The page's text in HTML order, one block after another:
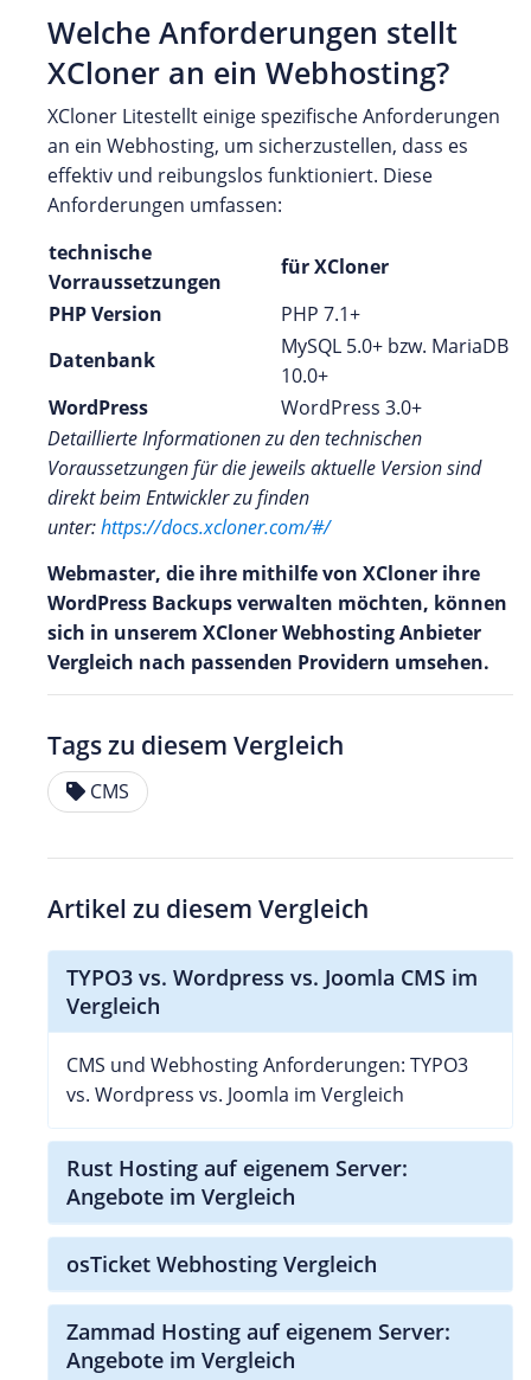
Welche Anforderungen stellt
XCloner an ein Webhosting?
XCloner Litestellt einige spezifische Anforderungen
an ein Webhosting, um sicherzustellen, dass es
effektiv und reibungslos funktioniert. Diese
Anforderungen umfassen:
technische
Vorraussetzungen
für XCloner
PHP Version
PHP 7.1+
Datenbank
MySQL 5.0+ bzw. MariaDB
10.0+
WordPress
WordPress 3.0+
Detaillierte Informationen zu den technischen
Voraussetzungen für die jeweils aktuelle Version sind
direkt beim Entwickler zu finden
unter:https://docs.xcloner.com/#/
Webmaster, die ihre mithilfe von XCloner ihre
WordPress Backups verwalten möchten, können
sich in unserem XCloner Webhosting Anbieter
Vergleich nach passenden Providern umsehen.
Tags zu diesem Vergleich
CMS
Artikel zu diesem Vergleich
TYPO3 vs. Wordpress vs. Joomla CMS im
Vergleich
CMS und Webhosting Anforderungen: TYPO3
vs. Wordpress vs. Joomla im Vergleich
Rust Hosting auf eigenem Server:
Angebote im Vergleich
osTicket Webhosting Vergleich
Zammad Hosting auf eigenem Server:
Angebote im Vergleich